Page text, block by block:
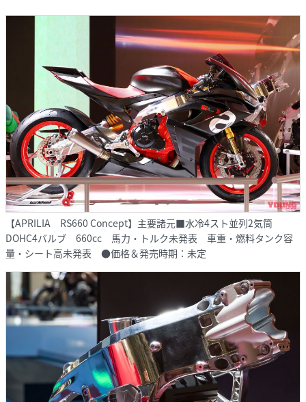
【APRILIA RS660 Concept】主要諸元■水冷4スト並列2気筒
DOHC4バルブ 660cc 馬力・トルク未発表 車重・燃料タンク容
量・シート高未発表 ●価格＆発売時期：未定